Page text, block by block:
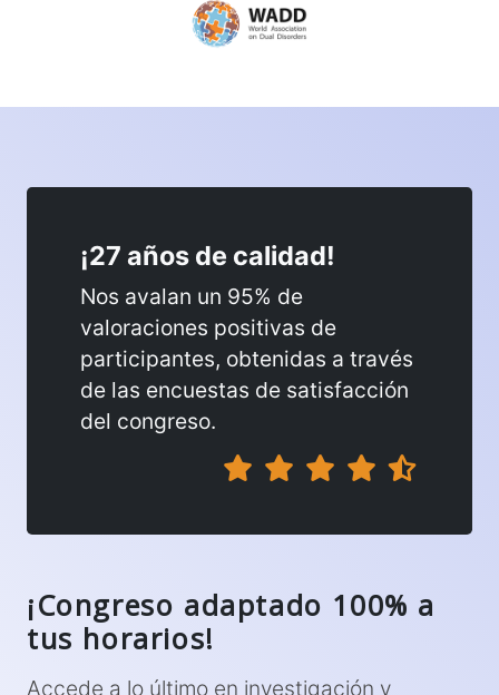
¡27 años de calidad!
Nos avalan un 95% de
valoraciones positivas de
participantes, obtenidas a través
de las encuestas de satisfacción
del congreso.
¡Congreso adaptado 100% a
tus horarios!
Accede a lo último en investigación y